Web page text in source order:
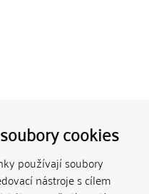
cookies
používají soubory
nástroje s cílem